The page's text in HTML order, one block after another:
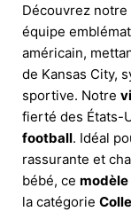
Découvrez
équipe
américain,
de Kansas City,
sportive. Notre
fierté des États-
football. Idéal
rassurante et
bébé, ce
la catégorie